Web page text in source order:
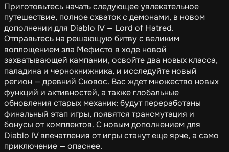
Приготовьтесь начать следующее увлекательное
путешествие, полное схваток с демонами, в новом
дополнении для Diablo IV — Lord of Hatred.
Отправьтесь на решающую битву с великим
воплощением зла Мефисто в ходе новой
захватывающей кампании, освойте два новых класса,
паладина и чернокнижника, и исследуйте новый
регион — древний Сковос. Вас ждет множество новых
функций и активностей, а также глобальные
обновления старых механик: будут переработаны
финальный этап игры, появятся трансмутация и
бонусы от комплектов. С новым дополнением для
Diablo IV впечатления от игры станут еще ярче, а само
приключение — опаснее.